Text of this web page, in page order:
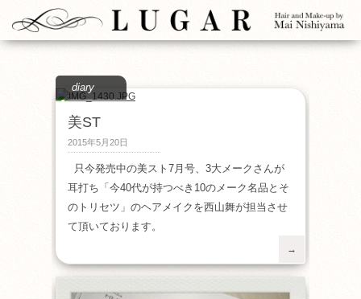
diary
美ST
2015年5月20日
只今発売中の美スト7月号、3大メークさんが
耳打ち「今40代が持つべき10のメーク名品とそ
のトリセツ」のヘアメイクを西山舞が担当させ
て頂いております。
→